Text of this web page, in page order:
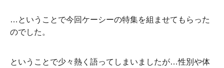
…ということで今回ケーシーの特集を組ませてもらった
のでした。
ということで少々熱く語ってしまいましたが…性別や体